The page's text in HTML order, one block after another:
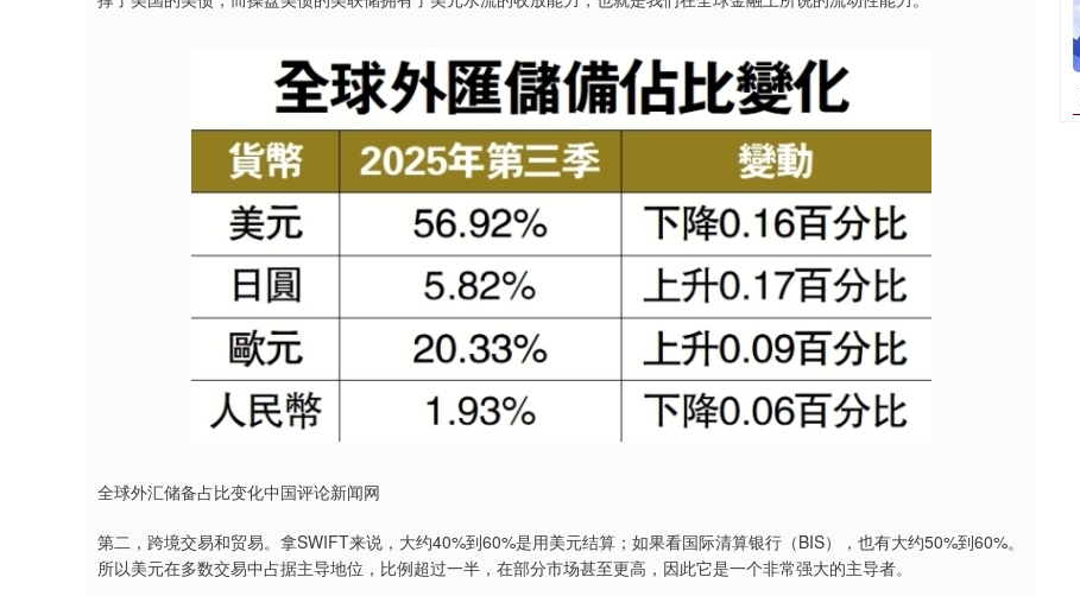
全球外汇储备占比变化中国评论新闻网
第二，跨境交易和贸易。拿SWIFT来说，大约40%到60%是用美元结算；如果看国际清算银行（BIS），也有大约50%到60%。
所以美元在多数交易中占据主导地位，比例超过一半，在部分市场甚至更高，因此它是一个非常强大的主导者。